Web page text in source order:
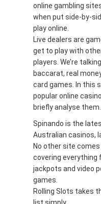
online gambling
when put side-by-
play online.
Live dealers are
get to play with
players. We’re
baccarat, real
card games. In this
popular online
briefly analyse them.
Spinando is the
Australian casinos,
No other site
covering everything
jackpots and video
games.
Rolling Slots takes